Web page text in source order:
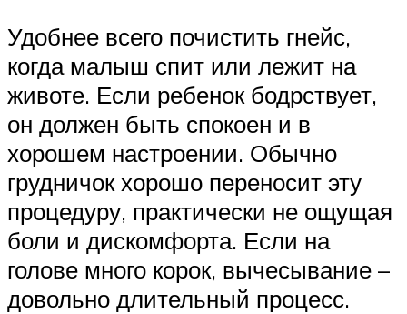
Удобнее всего почистить гнейс,
когда малыш спит или лежит на
животе. Если ребенок бодрствует,
он должен быть спокоен и в
хорошем настроении. Обычно
грудничок хорошо переносит эту
процедуру, практически не ощущая
боли и дискомфорта. Если на
голове много корок, вычесывание –
довольно длительный процесс.